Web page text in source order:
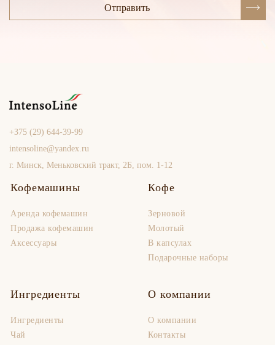
Отправить
+375 (29) 644-39-99
intensoline@yandex.ru
г. Минск, Меньковский тракт, 2Б, пом. 1-12
Кофемашины
Аренда кофемашин
Продaжа кофемашин
Аксессуары
Кофе
Зерновой
Молотый
В капсулах
Подарочные наборы
Ингредиенты
Ингредиенты
Чай
О компании
О компании
Контакты